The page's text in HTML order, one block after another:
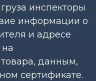
инспекторы
информации о
и адресе
данным,
сертификате.